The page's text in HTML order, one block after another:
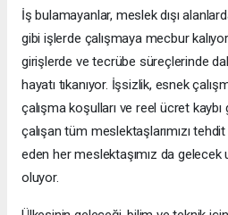
İş bulamayanlar, meslek dışı
gibi işlerde çalışmaya mecbur
girişlerde ve tecrübe süreçlerinde
hayatı tıkanıyor. İşsizlik, esnek
çalışma koşulları ve reel ücret
çalışan tüm meslektaşlarımızı
eden her meslektaşımız da gelecek
oluyor.